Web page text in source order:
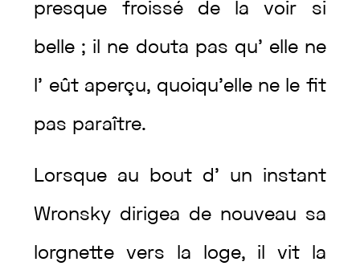
presque froissé de lavoir si
belle ; il ne douta pas qu’ elle ne
l’ eût aperçu, quoiqu’elle ne le fit
pas paraître.
Lorsque au bout d’ un instant
Wronsky dirigea de nouveau sa
lorgnettevers la loge, il vit la